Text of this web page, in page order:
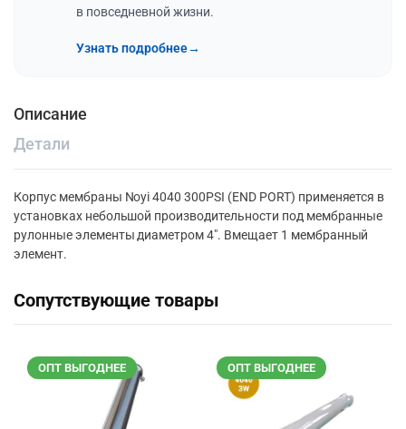
в повседневной жизни.
Узнать подробнее→
Описание
Детали
Корпус мембраны Noyi 4040 300PSI (END PORT) применяется в
установках небольшой производительности под мембранные
рулонные элементы диаметром 4″. Вмещает 1 мембранный
элемент.
Сопутствующие товары
ОПТ ВЫГОДНЕЕ ОПТ ВЫГОДНЕЕ